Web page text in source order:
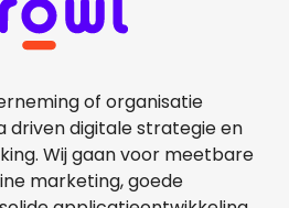
of organisatie
driven digitale strategie en
Wij gaan voor meetbare
marketing, goede